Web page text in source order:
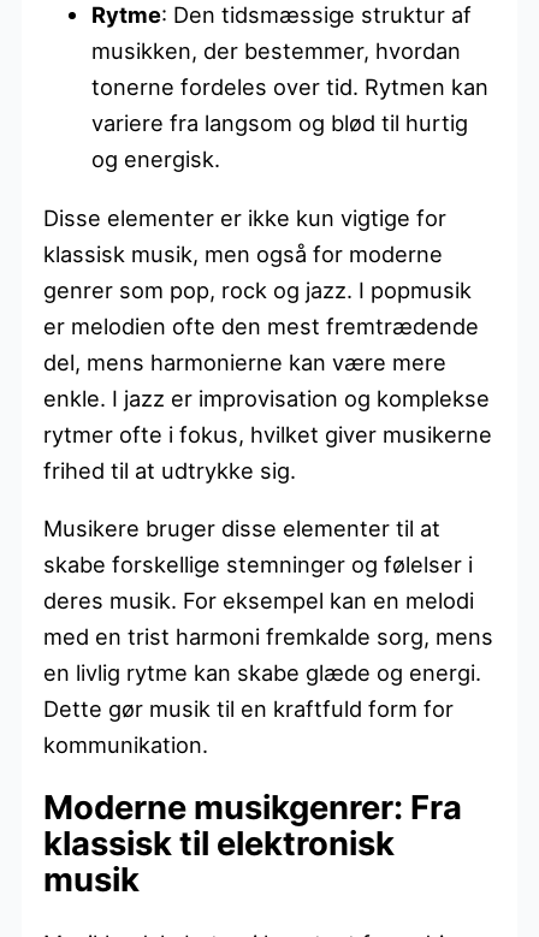
Rytme: Den tidsmæssige struktur af
musikken, der bestemmer, hvordan
tonerne fordeles over tid. Rytmen kan
variere fra langsom og blød til hurtig
og energisk.
Disse elementer er ikke kun vigtige for
klassisk musik, men også for moderne
genrer som pop, rock og jazz. I popmusik
er melodien ofte den mest fremtrædende
del, mens harmonierne kan være mere
enkle. I jazz er improvisation og komplekse
rytmer ofte i fokus, hvilket giver musikerne
frihed til at udtrykke sig.
Musikere bruger disse elementer til at
skabe forskellige stemninger og følelser i
deres musik. For eksempel kan en melodi
med en trist harmoni fremkalde sorg, mens
en livlig rytme kan skabe glæde og energi.
Dette gør musik til en kraftfuld form for
kommunikation.
Moderne musikgenrer: Fra
klassisk til elektronisk
musik